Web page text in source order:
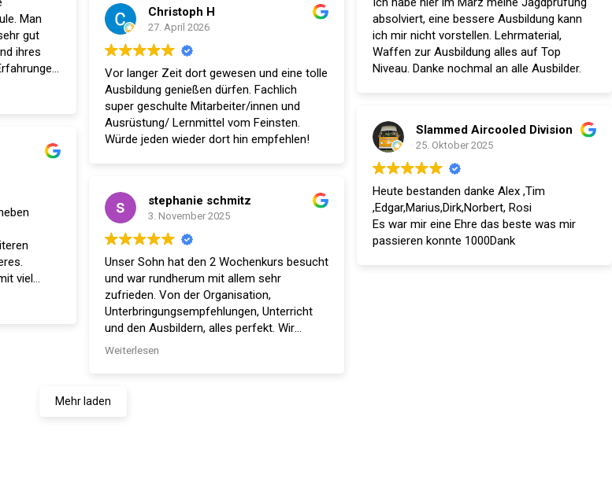
Man
gut
ihres
auf
viel
Spaß
Christoph H
27. April 2026
Vor langer Zeit dort gewesen und eine tolle
Ausbildung genießen dürfen. Fachlich
super geschulte Mitarbeiter/innen und
Ausrüstung/ Lernmittel vom Feinsten.
Würde jeden wieder dort hin empfehlen!
stephanie schmitz
3. November 2025
Unser Sohn hat den 2 Wochenkurs besucht
und war rundherum mit allem sehr
zufrieden. Von der Organisation,
Unterbringungsempfehlungen, Unterricht
und den Ausbildern, alles perfekt. Wir
empfehlen Euch weiter.Vielen lieben Dank.
Weiterlesen
absolviert, eine bessere Ausbildung kann
ich mir nicht vorstellen. Lehrmaterial,
Waffen zur Ausbildung alles auf Top
Niveau. Danke nochmal an alle Ausbilder.
Slammed Aircooled Division
25. Oktober 2025
Heute bestanden danke Alex ,Tim
,Edgar,Marius,Dirk,Norbert, Rosi
Es war mir eine Ehre das beste was mir
passieren konnte 1000Dank
Mehr laden